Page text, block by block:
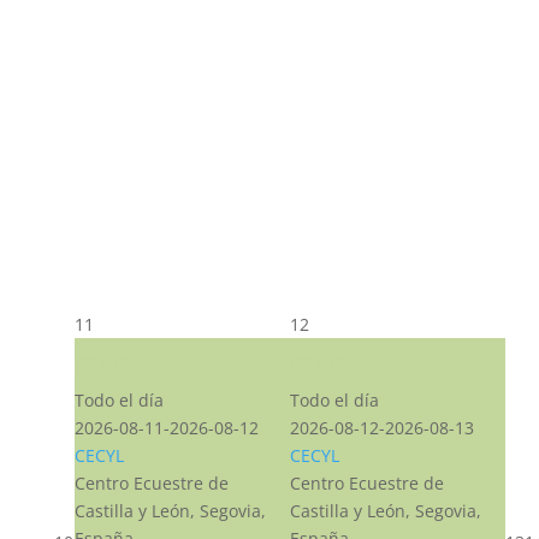
11
Todo el día
2026-08-11-2026-08-12
CECYL
Centro Ecuestre de
Castilla y León, Segovia,
12
Todo el día
2026-08-12-2026-08-13
CECYL
Centro Ecuestre de
Castilla y León, Segovia,